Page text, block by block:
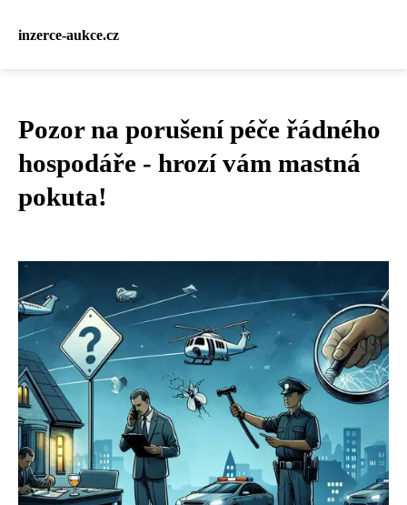
inzerce-aukce.cz
Pozor na porušení péče řádného
hospodáře - hrozí vám mastná
pokuta!